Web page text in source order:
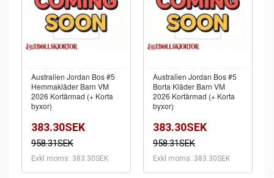
Australien Jordan Bos #5
Hemmakläder Barn VM
2026 Kortärmad (+ Korta
byxor)
383.30SEK
958.31SEK
Exkl moms: 383.30SEK
Australien Jordan Bos #5
Borta Kläder Barn VM
2026 Kortärmad (+ Korta
byxor)
383.30SEK
958.31SEK
Exkl moms: 383.30SEK